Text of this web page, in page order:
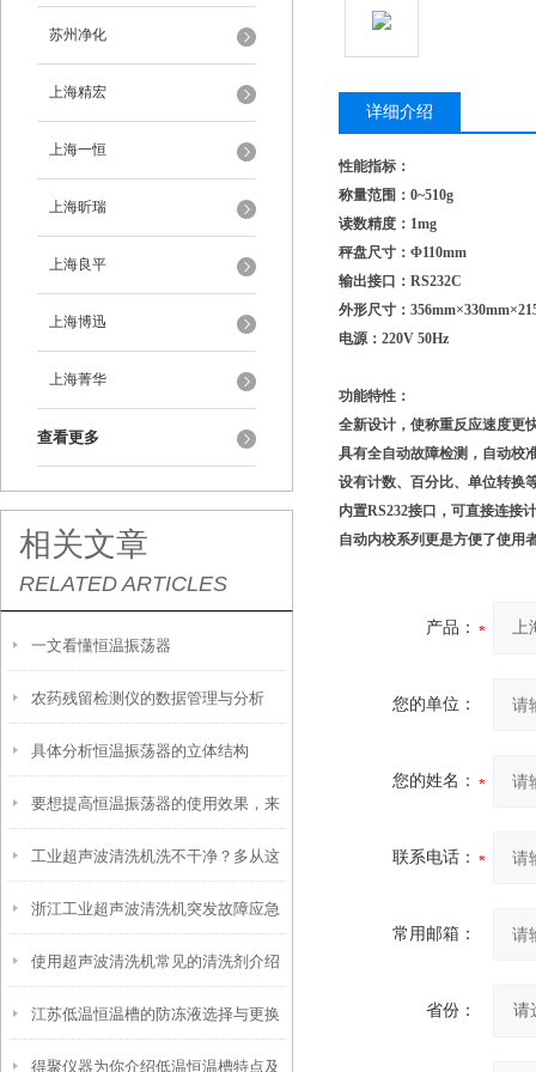
苏州净化
上海精宏
上海一恒
上海昕瑞
上海良平
上海博迅
上海菁华
查看更多
相关文章
RELATED ARTICLES
一文看懂恒温振荡器
农药残留检测仪的数据管理与分析
具体分析恒温振荡器的立体结构
要想提高恒温振荡器的使用效果，来
看看这些！
工业超声波清洗机洗不干净？多从这
些方面找原因
浙江工业超声波清洗机突发故障应急
处理方案
使用超声波清洗机常见的清洗剂介绍
江苏低温恒温槽的防冻液选择与更换
得聚仪器为你介绍低温恒温槽特点及
详细介绍
性能指标：
称量范围：0~510g
读数精度：1mg
秤盘尺寸：Φ110mm
输出接口：RS232C
外形尺寸：
电源：220V 50Hz
功能特性：
全新设计，使称重反应速度更
具有全自动故障检测，自动校
设有计数、百分比、单位转换
内置RS232接口，可直接连接
自动内校系列更是方便了使用
产品：
您的单位：
您的姓名：
联系电话：
常用邮箱：
省份：